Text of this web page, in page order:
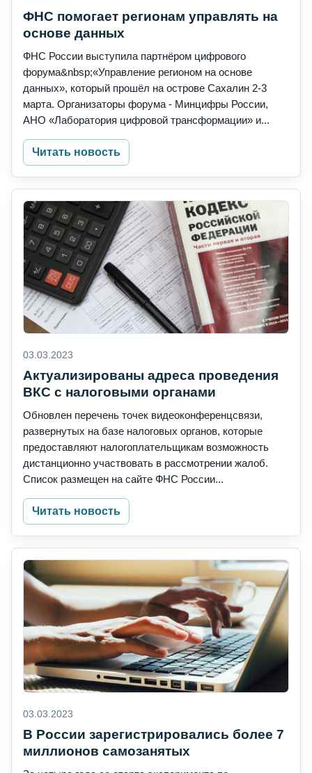
ФНС помогает регионам управлять на
основе данных
ФНС России выступила партнёром цифрового
форума&nbsp;«Управление регионом на основе
данных», который прошёл на острове Сахалин 2-3
марта. Организаторы форума - Минцифры России,
АНО «Лаборатория цифровой трансформации» и...
Читать новость
03.03.2023
Актуализированы адреса проведения
ВКС с налоговыми органами
Обновлен перечень точек видеоконференцсвязи,
развернутых на базе налоговых органов, которые
предоставляют налогоплательщикам возможность
дистанционно участвовать в рассмотрении жалоб.
Список размещен на сайте ФНС России...
Читать новость
03.03.2023
В России зарегистрировались более 7
миллионов самозанятых